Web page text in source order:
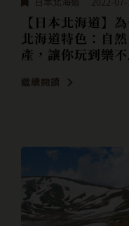
【日本北海道】
北海道特色：自
產，讓你玩到樂
繼續閱讀